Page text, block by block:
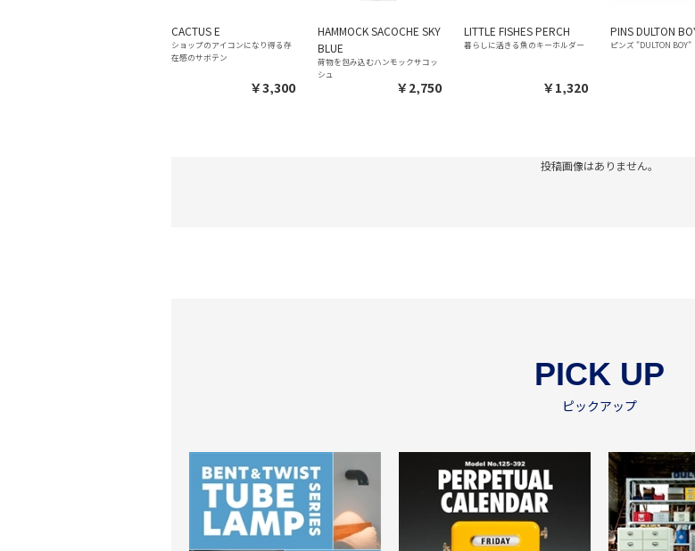
CACTUS E
ショップのアイコンになり得る存
在感のサボテン
￥3,300
HAMMOCK SACOCHE SKY
BLUE
荷物を包み込むハンモックサコッ
シュ
￥2,750
LITTLE FISHES PERCH
暮らしに活きる魚のキーホルダー
￥1,320
PINS DULTON
ピンズ "DULTON BOY"
投稿画像はありません。
PICK UP
ピックアップ